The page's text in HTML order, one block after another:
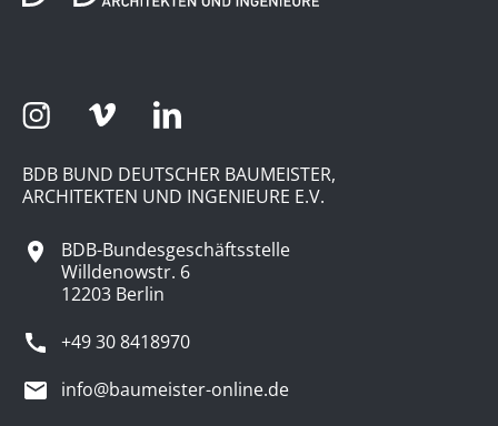
BDB BUND DEUTSCHER BAUMEISTER,
ARCHITEKTEN UND INGENIEURE E.V.
BDB-Bundesgeschäftsstelle
Willdenowstr. 6
12203 Berlin
+49 30 8418970
info@baumeister-online.de